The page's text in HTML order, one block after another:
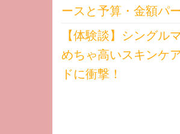
ースと予算・金額パ
【体験談】シングル
めちゃ高いスキンケ
ドに衝撃！